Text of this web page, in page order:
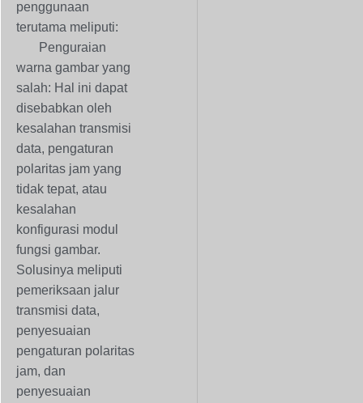
penggunaan
terutama meliputi:
Penguraian
warna gambar yang
salah: Hal ini dapat
disebabkan oleh
kesalahan transmisi
data, pengaturan
polaritas jam yang
tidak tepat, atau
kesalahan
konfigurasi modul
fungsi gambar.
Solusinya meliputi
pemeriksaan jalur
transmisi data,
penyesuaian
pengaturan polaritas
jam, dan
penyesuaian